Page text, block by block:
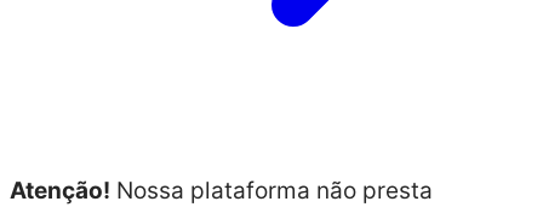
Atenção! Nossa plataforma não presta